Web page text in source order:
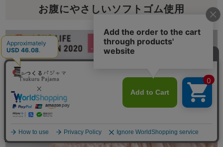
メニュー
お腹にやさしいソフトゴム使用